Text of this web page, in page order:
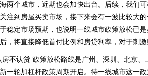
两个城市，近期也会加快出台。后续，我们
注到房屋买卖市场，接下来会有一波比较大
稳定市场预期，也说明一线城市政策放松已
，将直接降低首付比例和房贷利率，对于刺
认贷”政策放松路线是广州、深圳、北京、
一轮加杠杆政策周期开启。待一线城市这一